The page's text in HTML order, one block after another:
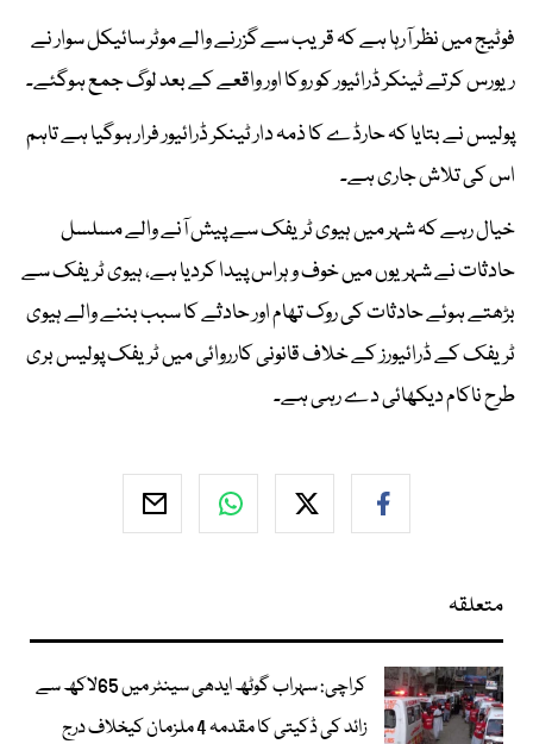
فوٹیج میں نظر آرہا ہے کہ قریب سے گزرنے والے موٹر سائیکل سوار نے
ریورس کرتے ٹینکر ڈرائیور کو روکا اور واقعے کے بعد لوگ جمع ہوگئے۔
پولیس نے بتایا کہ حارڈے کا ذمہ دار ٹینکر ڈرائیور فرار ہوگیا ہے تاہم
اس کی تلاش جاری ہے۔
خیال رہے کہ شہر میں ہیوی ٹریفک سے پیش آنے والے مسلسل
حادثات نے شہریوں میں خوف و ہراس پیدا کردیا ہے، ہیوی ٹریفک سے
بڑھتے ہوئے حادثات کی روک تھام اور حادثے کا سبب بننے والے ہیوی
ٹریفک کے ڈرائیورز کے خلاف قانونی کارروائی میں ٹریفک پولیس بری
طرح ناکام دیکھائی دے رہی ہے۔
متعلقہ
کراچی: سہراب گوٹھ ایدھی سینٹر میں 65لاکھ سے
زائد کی ڈکیتی کا مقدمہ 4 ملزمان کیخلاف درج